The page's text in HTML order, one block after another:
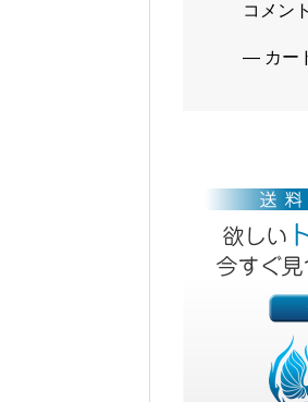
コメン
— カー